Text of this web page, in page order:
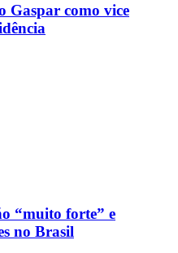
Gaspar como vice
“muito forte” e
no Brasil